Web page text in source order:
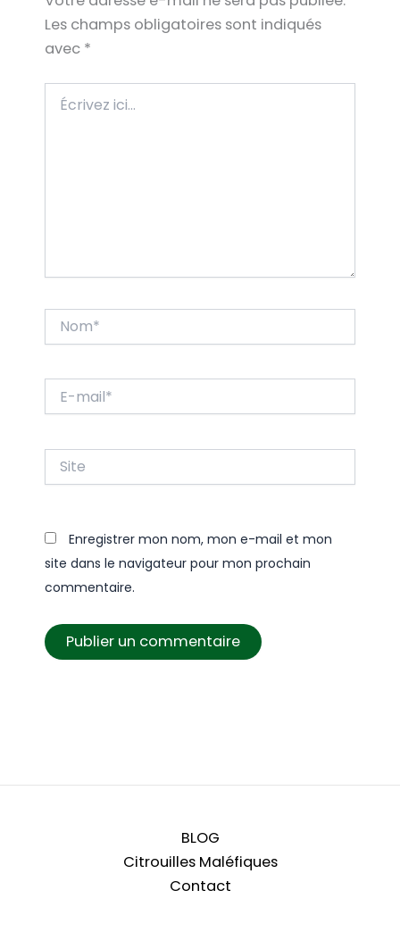
Les champs obligatoires sont indiqués
avec *
ici…
mail*
Enregistrer mon nom, mon e-mail et mon
site dans le navigateur pour mon prochain
commentaire.
BLOG
Citrouilles Maléfiques
Contact